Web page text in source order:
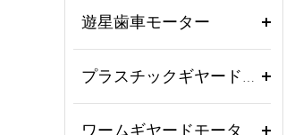
遊星歯車モーター